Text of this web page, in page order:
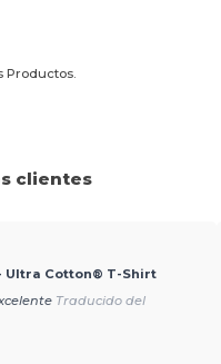
Productos.
clientes
Ultra Cotton® T-Shirt
Traducido del